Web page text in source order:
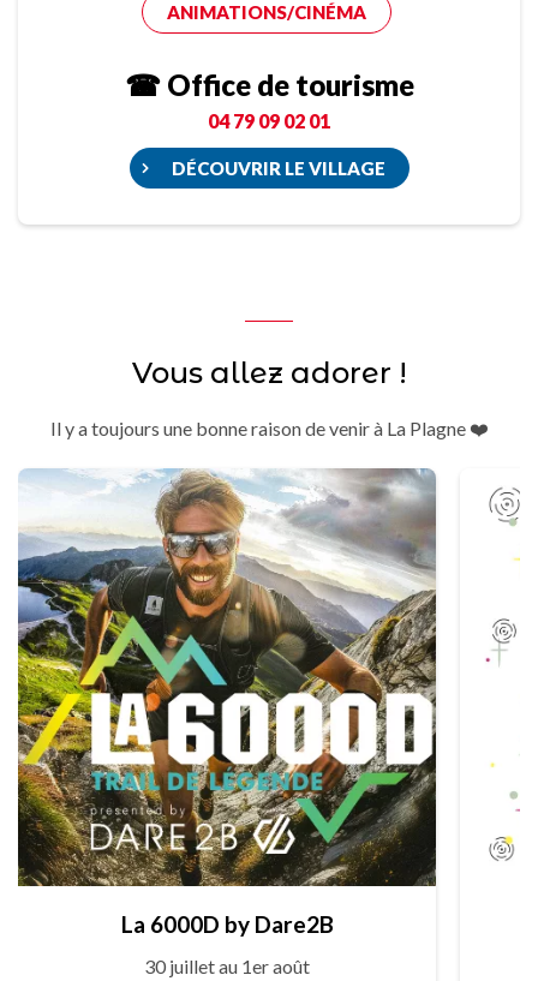
ANIMATIONS/CINÉMA
☎ Office de tourisme
04 79 09 02 01
DÉCOUVRIR LE VILLAGE
Vous allez adorer !
Il y a toujours une bonne raison de venir à La Plagne ❤️
La 6000D by Dare2B
30 juillet au 1er août